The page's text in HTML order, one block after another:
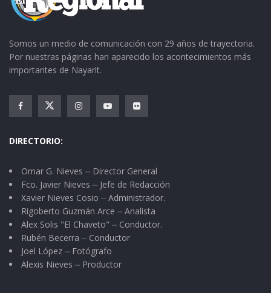
Somos un medio de comunicación con 29 años de trayectoria.
Por nuestras páginas han aparecido los acontecimientos más
importantes de Nayarit.
DIRECTORIO:
Omar G. Nieves ⏤ Director General
Fco. Javier Nieves ⏤ Jefe de Redacción
Xavier Nieves Cosio ⏤ Administrador.
Rigoberto Guzmán Arce ⏤ Analista
Alex Solis "El Chaveto" ⏤ Conductor.
Rubén Becerra ⏤ Conductor
Joel López ⏤ Fotógrafo
Alexis Nieves ⏤ Productor